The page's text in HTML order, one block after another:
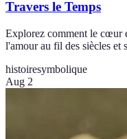
Travers le Temps
Explorez comment le cœur
l'amour au fil des siècles et
histoiresymbolique
Aug 2